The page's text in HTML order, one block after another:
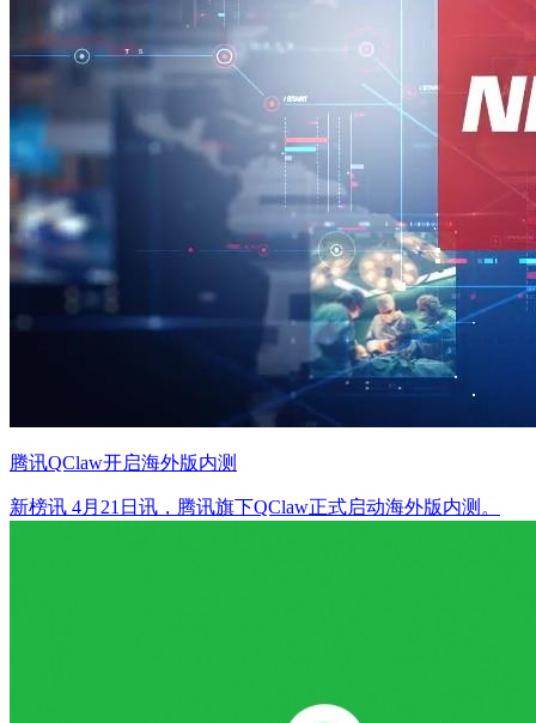
腾讯QClaw开启海外版内测
新榜讯 4月21日讯，腾讯旗下QClaw正式启动海外版内测。